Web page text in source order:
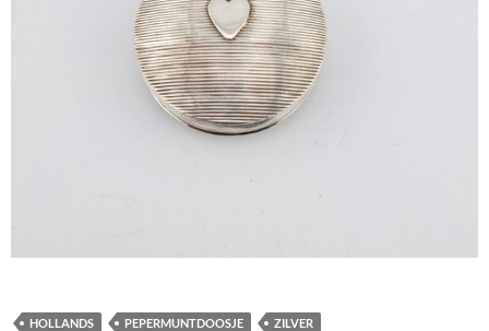
HOLLANDS PEPERMUNTDOOSJE ZILVER